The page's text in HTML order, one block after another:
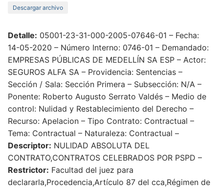
Descargar archivo
Detalle: 05001-23-31-000-2005-07646-01 – Fecha:
14-05-2020 – Número Interno: 0746-01 – Demandado:
EMPRESAS PÚBLICAS DE MEDELLÍN SA ESP – Actor:
SEGUROS ALFA SA – Providencia: Sentencias –
Sección / Sala: Sección Primera – Subsección: N/A –
Ponente: Roberto Augusto Serrato Valdés – Medio de
control: Nulidad y Restablecimiento del Derecho –
Recurso: Apelacion – Tipo Contrato: Contractual –
Tema: Contractual – Naturaleza: Contractual –
Descriptor: NULIDAD ABSOLUTA DEL
CONTRATO,CONTRATOS CELEBRADOS POR PSPD –
Restrictor: Facultad del juez para
declararla,Procedencia,Artículo 87 del cca,Régimen de